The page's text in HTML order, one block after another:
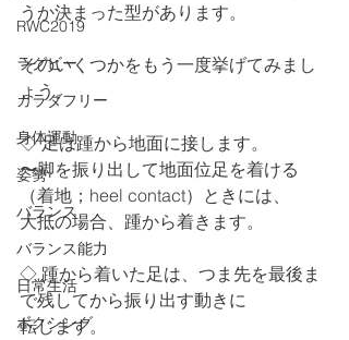
RWC2019
ラグビー
カラダフリー
身体運動
姿勢
バランス
バランス能力
日常生活
ボクシング
うか決まった型があります。
そのいくつかをもう一度挙げてみまし
ょう。
◇ 足は踵から地面に接します。
〜脚を振り出して地面位足を着ける
（着地；heel contact）ときには、
大抵の場合、踵から着きます。
◇ 踵から着いた足は、つま先を最後ま
で残してから振り出す動きに
転じます。